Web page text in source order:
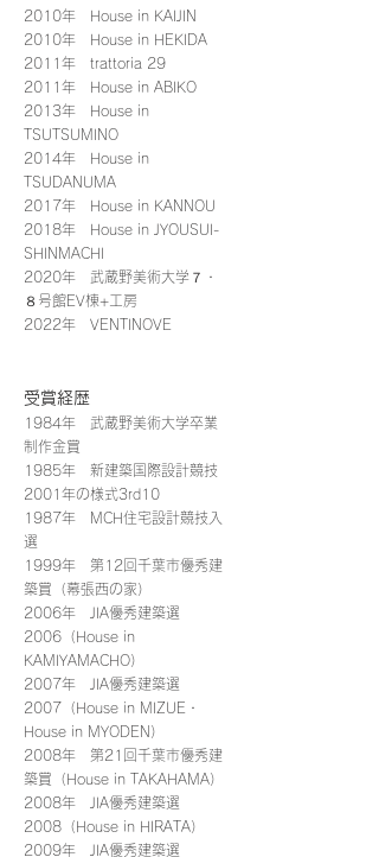
2010年 House in KAIJIN
2010年 House in HEKIDA
2011年 trattoria 29
2011年 House in ABIKO
2013年 House in
TSUTSUMINO
2014年 House in
TSUDANUMA
2017年 House in KANNOU
2018年 House in JYOUSUI-
SHINMACHI
2020年 武蔵野美術大学７・
８号館EV棟+工房
2022年 VENTINOVE
受賞経歴
1984年 武蔵野美術大学卒業
制作金賞
1985年 新建築国際設計競技
2001年の様式3rd10
1987年 MCH住宅設計競技入
選
1999年 第12回千葉市優秀建
築賞（幕張西の家）
2006年 JIA優秀建築選
2006（House in
KAMIYAMACHO）
2007年 JIA優秀建築選
2007（House in MIZUE・
House in MYODEN）
2008年 第21回千葉市優秀建
築賞（House in TAKAHAMA）
2008年 JIA優秀建築選
2008（House in HIRATA）
2009年 JIA優秀建築選